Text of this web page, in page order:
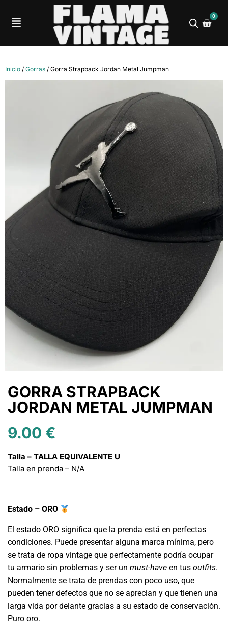
0
Inicio / Gorras / Gorra Strapback Jordan Metal Jumpman
GORRA STRAPBACK
JORDAN METAL JUMPMAN
9.00 €
Talla – TALLA EQUIVALENTE U
Talla en prenda – N/A
Estado – ORO
El estado ORO significa que la prenda está en perfectas
condiciones. Puede presentar alguna marca mínima, pero
se trata de ropa vintage que perfectamente podría ocupar
tu armario sin problemas y ser un must-have en tus outfits.
Normalmente se trata de prendas con poco uso, que
pueden tener defectos que no se aprecian y que tienen una
larga vida por delante gracias a su estado de conservación.
Puro oro.